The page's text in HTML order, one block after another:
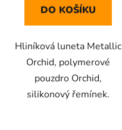
DO KOŠÍKU
Hliníková luneta Metallic
Orchid, polymerové
pouzdro Orchid,
silikonový řemínek.